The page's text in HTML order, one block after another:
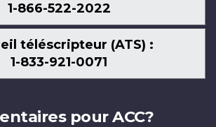
1-866-522-2022
téléscripteur (ATS) :
1-833-921-0071
pour ACC?